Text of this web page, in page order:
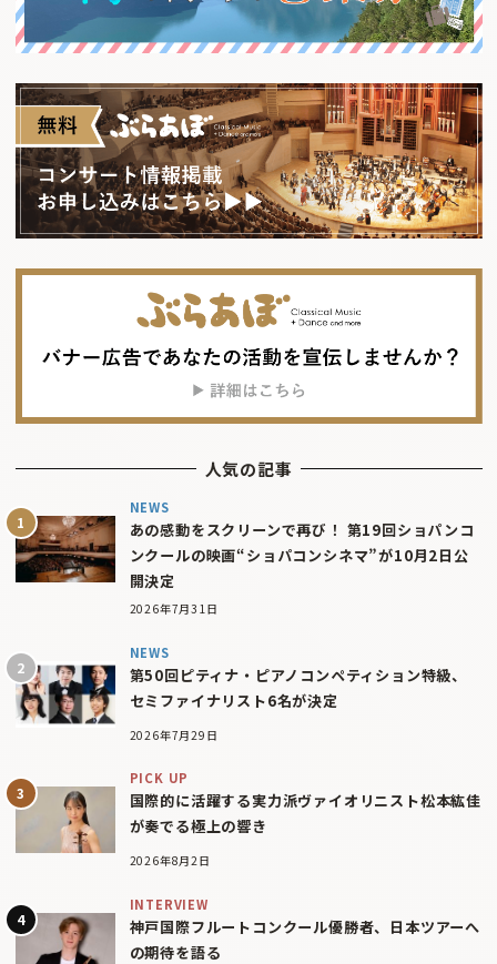
人気の記事
NEWS
あの感動をスクリーンで再び！ 第19回ショパンコ
ンクールの映画“ショパコンシネマ”が10月2日公
開決定
2026年7月31日
NEWS
第50回ピティナ・ピアノコンペティション特級、
セミファイナリスト6名が決定
2026年7月29日
PICK UP
国際的に活躍する実力派ヴァイオリニスト松本紘佳
が奏でる極上の響き
2026年8月2日
INTERVIEW
神戸国際フルートコンクール優勝者、日本ツアーへ
の期待を語る